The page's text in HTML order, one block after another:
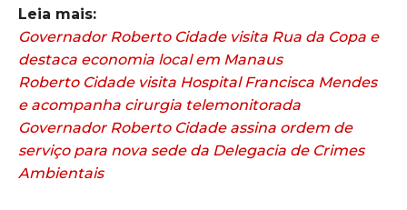
Leia mais:
Governador Roberto Cidade visita Rua da Copa e
destaca economia local em Manaus
Roberto Cidade visita Hospital Francisca Mendes
e acompanha cirurgia telemonitorada
Governador Roberto Cidade assina ordem de
serviço para nova sede da Delegacia de Crimes
Ambientais